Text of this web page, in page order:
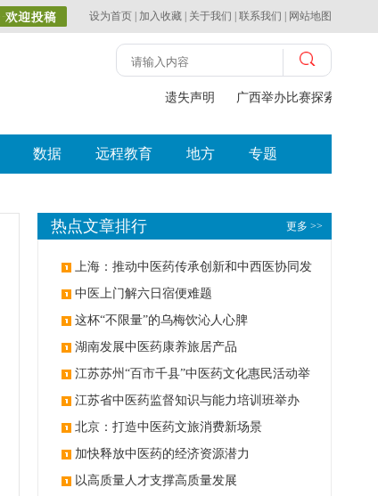
设为首页 加入收藏 关于我们 联系我们 网站地图
遗失声明 广西举办比赛探索中（
数据 远程教育 地方 专题
更多 >>
热点文章排行
上海：推动中医药传承创新和中西医协同发
展 中医上门解六日宿便难题
这杯“不限量”的乌梅饮沁人心脾
湖南发展中医药康养旅居产品
江苏苏州“百市千县”中医药文化惠民活动举
办 江苏省中医药监督知识与能力培训班举办
北京：打造中医药文旅消费新场景
加快释放中医药的经济资源潜力
以高质量人才支撑高质量发展